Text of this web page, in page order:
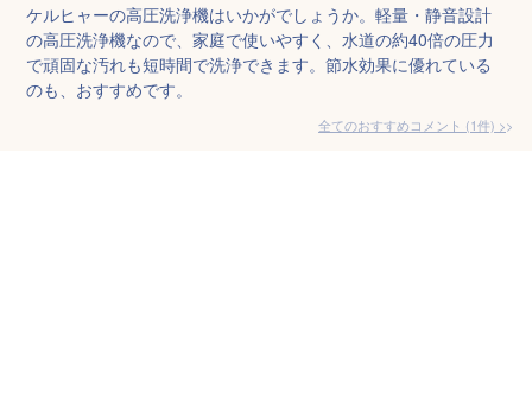
ケルヒャーの高圧洗浄機はいかがでしょうか。軽量・静音設計
の高圧洗浄機なので、家庭で使いやすく、水道の約40倍の圧力
で頑固な汚れも短時間で洗浄できます。節水効果に優れている
のも、おすすめです。
全てのおすすめコメント (1件) >